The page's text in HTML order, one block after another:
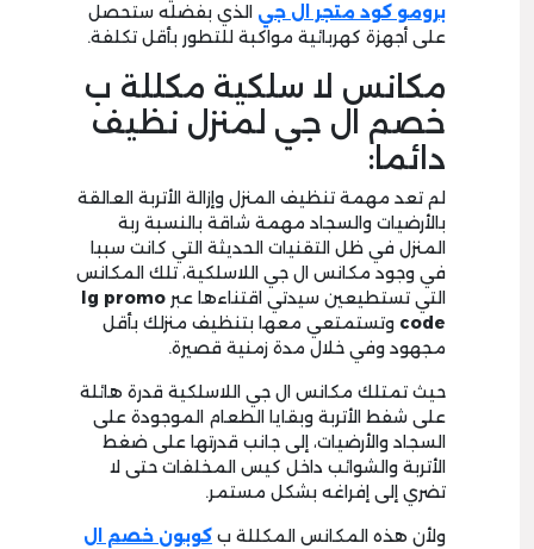
برومو كود متجر ال جي الذي بفضله ستحصل
على أجهزة كهربائية مواكبة للتطور بأقل تكلفة.
مكانس لا سلكية مكللة ب
خصم ال جي لمنزل نظيف
دائما:
لم تعد مهمة تنظيف المنزل وإزالة الأتربة العالقة
بالأرضيات والسجاد مهمة شاقة بالنسبة ربة
المنزل في ظل التقنيات الحديثة التي كانت سببا
في وجود مكانس ال جي اللاسلكية، تلك المكانس
التي تستطيعين سيدتي اقتناءها عبر lg promo
code وتستمتعي معها بتنظيف منزلك بأقل
مجهود وفي خلال مدة زمنية قصيرة.
حيث تمتلك مكانس ال جي اللاسلكية قدرة هائلة
على شفط الأتربة وبقايا الطعام الموجودة على
السجاد والأرضيات، إلى جانب قدرتها على ضغط
الأتربة والشوائب داخل كيس المخلفات حتى لا
تضري إلى إفراغه بشكل مستمر.
ولأن هذه المكانس المكللة ب كوبون خصم ال